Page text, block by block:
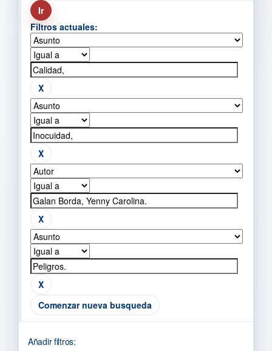
Filtros actuales:
Comenzar nueva busqueda
Añadir filtros: